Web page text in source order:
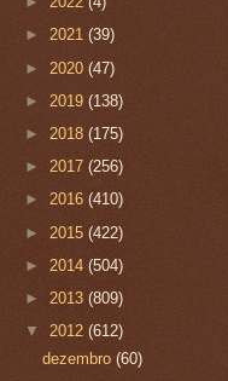
► 2021 (39)
► 2020 (47)
► 2019 (138)
► 2018 (175)
► 2017 (256)
► 2016 (410)
► 2015 (422)
► 2014 (504)
► 2013 (809)
▼ 2012 (612)
dezembro(60)